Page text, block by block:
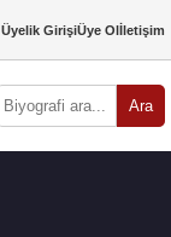
Üyelik GirişiÜye Olİletişim
Ara